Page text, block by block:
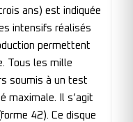
ans) est indiquée
intensifs réalisés
permettent
Tous les mille
soumis à un test
maximale. Il s’agit
42). Ce disque